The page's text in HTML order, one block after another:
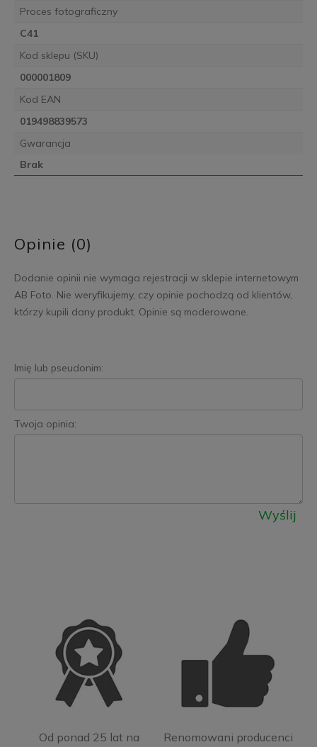
Proces fotograficzny
C41
Kod sklepu (SKU)
000001809
Kod EAN
019498839573
Gwarancja
Brak
Opinie (0)
Dodanie opinii nie wymaga rejestracji w sklepie internetowym
AB Foto. Nie weryfikujemy, czy opinie pochodzą od klientów,
którzy kupili dany produkt. Opinie są moderowane.
Imię lub pseudonim:
Twoja opinia:
Wyślij
Od ponad 25 lat na
Renomowani producenci